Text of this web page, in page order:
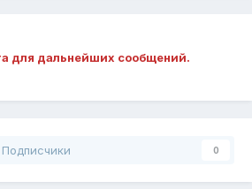
для дальнейших сообщений.
Подписчики 0